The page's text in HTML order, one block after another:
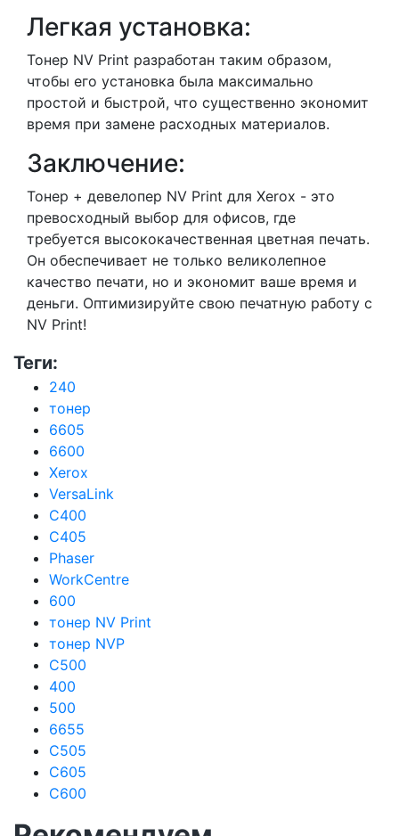
Легкая установка:
Тонер NV Print разработан таким образом,
чтобы его установка была максимально
простой и быстрой, что существенно экономит
время при замене расходных материалов.
Заключение:
Тонер + девелопер NV Print для Xerox - это
превосходный выбор для офисов, где
требуется высококачественная цветная печать.
Он обеспечивает не только великолепное
качество печати, но и экономит ваше время и
деньги. Оптимизируйте свою печатную работу с
NV Print!
Теги:
240
тонер
6605
6600
Xerox
VersaLink
C400
C405
Phaser
WorkCentre
600
тонер NV Print
тонер NVP
C500
400
500
6655
С505
С605
С600